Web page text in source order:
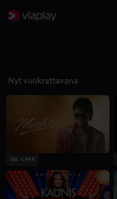
Nyt vuokrattavana
Alk. 4,99 €